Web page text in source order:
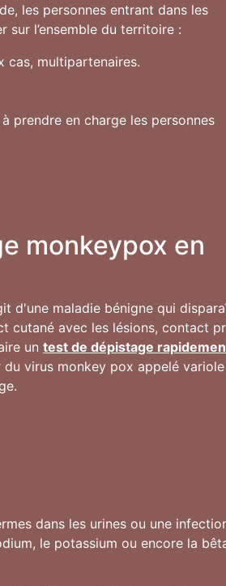
les personnes entrant dans les
l’ensemble du territoire :
cas, multipartenaires.
prendre en charge les personnes
monkeypox en
d'une maladie bénigne qui
cutané avec les lésions, contact
un test de dépistage
virus monkey pox appelé
dans les urines ou une
le potassium ou encore la